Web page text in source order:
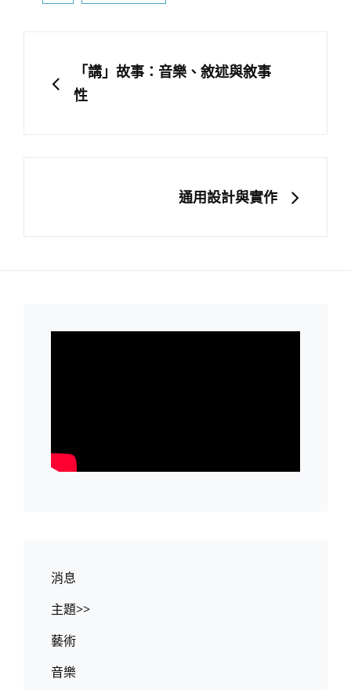
PREVIOUS
「講」故事：音樂、敘述與敘事
性
通用設計與實作
消息
主題>>
藝術
音樂